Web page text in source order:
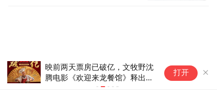
贾冰私人饭局被偷拍引热议，人
与人之间还能有点信任吗？
打开